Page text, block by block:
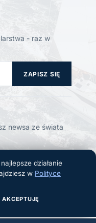
- raz w
ZAPISZ SIĘ
newsa ze świata
działanie
w Polityce
AKCEPTUJĘ